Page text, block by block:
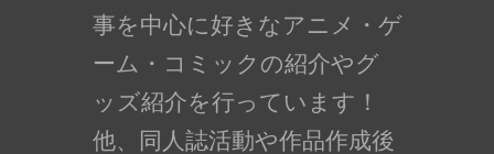
事を中心に好きなアニメ・ゲ
ーム・コミックの紹介やグ
ッズ紹介を行っています！
他、同人誌活動や作品作成後